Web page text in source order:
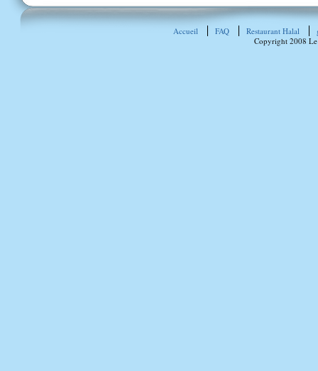
Accueil FAQ Restaurant Halal
Copyright 2008